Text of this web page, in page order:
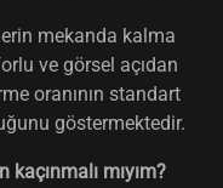
mekanda kalma
ve görsel açıdan
oranının standart
göstermektedir.
mıyım?